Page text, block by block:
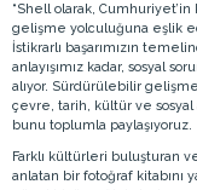
“Shell olarak,
gelişme yolculuğuna eşlik
İstikrarlı başarımızın
anlayışımız kadar, sosyal
alıyor. Sürdürülebilir
çevre, tarih, kültür ve
bunu toplumla paylaşıyoruz.
Farklı kültürleri buluşturan
anlatan bir fotoğraf kitabını